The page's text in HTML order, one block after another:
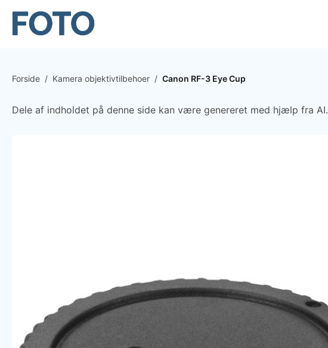
Forside / Kamera objektivtilbehoer / Canon RF-3 Eye Cup
Dele af indholdet på denne side kan være genereret med hjælp fra AI.